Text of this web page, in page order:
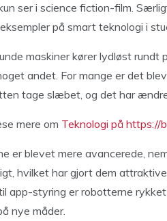
ser i science fiction-film.
på smart teknologi i
maskiner kører lydløst
andet. For mange er det
tage slæbet, og det har
mere om Teknologi på https://
er blevet mere avancerede,
hvilket har gjort dem
app-styring er robotterne
nye måder.